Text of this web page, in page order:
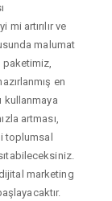
mi artırılır ve
malumat
paketimiz,
en
kullanmaya
artması,
toplumsal
marketing